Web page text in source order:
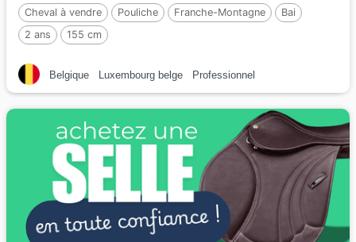
Cheval à vendre Pouliche Franche-Montagne
Bai
2 ans
155 cm
Belgique Luxembourg belge Professionnel